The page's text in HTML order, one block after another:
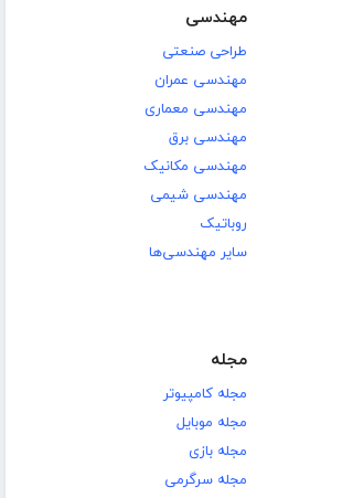
مهندسی
طراحی صنعتی
مهندسی عمران
مهندسی معماری
مهندسی برق
مهندسی مکانیک
مهندسی شیمی
روباتیک
سایر مهندسی‌ها
مجله
مجله کامپیوتر
مجله موبایل
مجله بازی
مجله سرگرمی